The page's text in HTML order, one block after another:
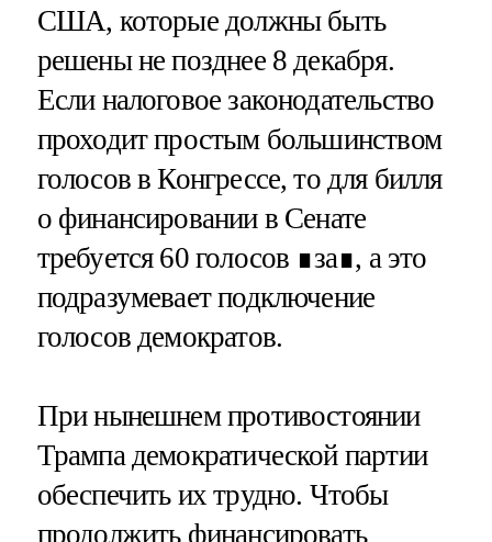
США, которые должны быть
решены не позднее 8 декабря.
Если налоговое законодательство
проходит простым большинством
голосов в Конгрессе, то для билля
о финансировании в Сенате
требуется 60 голосов ∎за∎, а это
подразумевает подключение
голосов демократов.
При нынешнем противостоянии
Трампа демократической партии
обеспечить их трудно. Чтобы
продолжить финансировать